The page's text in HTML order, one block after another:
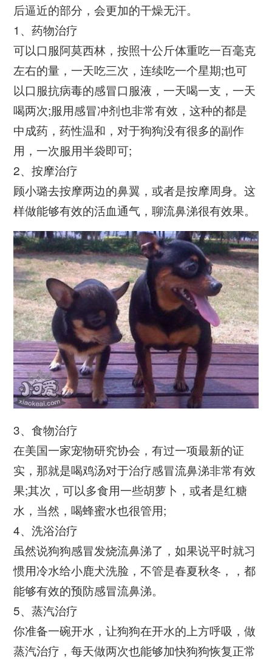
后逼近的部分，会更加的干燥无汗。
1、药物治疗
可以口服阿莫西林，按照十公斤体重吃一百毫克
左右的量，一天吃三次，连续吃一个星期;也可
以口服抗病毒的感冒口服液，一天喝一支，一天
喝两次;服用感冒冲剂也非常有效，这种的都是
中成药，药性温和，对于狗狗没有很多的副作
用，一次服用半袋即可;
2、按摩治疗
顾小璐去按摩两边的鼻翼，或者是按摩周身。这
样做能够有效的活血通气，聊流鼻涕很有效果。
3、食物治疗
在美国一家宠物研究协会，有过一项最新的证
实，那就是喝鸡汤对于治疗感冒流鼻涕非常有效
果;其次，可以多食用一些胡萝卜，或者是红糖
水，当然，喝蜂蜜水也很管用;
4、洗浴治疗
虽然说狗狗感冒发烧流鼻涕了，如果说平时就习
惯用冷水给小鹿犬洗脸，不管是春夏秋冬，，都
能够有效的预防感冒流鼻涕。
5、蒸汽治疗
你准备一碗开水，让狗狗在开水的上方呼吸，做
蒸汽治疗，每天做两次也能够加快狗狗恢复正常